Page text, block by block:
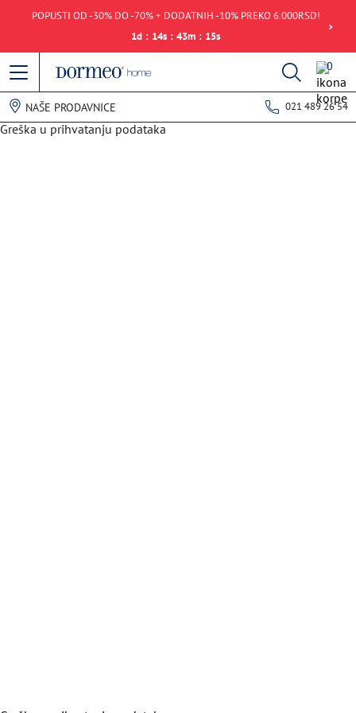
POPUSTI OD -30% DO -70% + DODATNIH -10% PREKO 6.000RSD!
1d : 14s : 43m : 15s
0
NAŠE PRODAVNICE 021 489 26 54
Greška u prihvatanju podataka